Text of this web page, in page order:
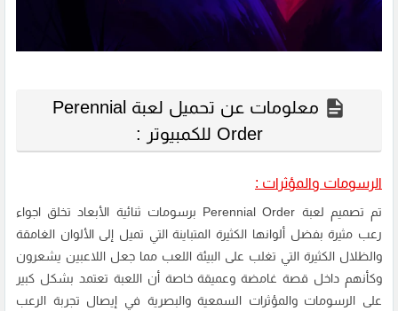
معلومات عن تحميل لعبة Perennial
Order للكمبيوتر :
الرسومات والمؤثرات :
تم تصميم لعبة Perennial Order برسومات ثنائية الأبعاد تخلق اجواء
رعب مثيرة بفضل ألوانها الكثيرة المتباينة التي تميل إلى الألوان الغامقة
والظلال الكثيرة التي تغلب على البيئة اللعب مما جعل اللاعبين يشعرون
وكأنهم داخل قصة غامضة وعميقة خاصة أن اللعبة تعتمد بشكل كبير
على الرسومات والمؤثرات السمعية والبصرية في إيصال تجربة الرعب